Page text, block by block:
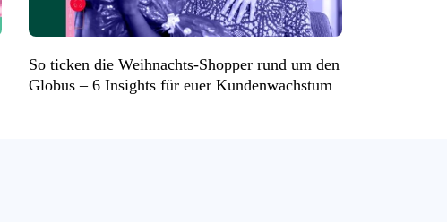
So ticken die Weihnachts-Shopper rund um den
Globus – 6 Insights für euer Kundenwachstum